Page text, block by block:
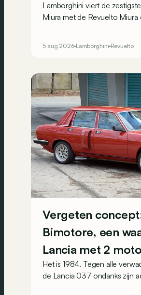
Lamborghini viert de
Miura met de Revuelto Miura
supercar.
5 aug 2026 Lamborghini Revuelto
Vergeten
Bimotore, een
Lancia met 2
Het is 1984. Tegen alle
de Lancia 037 ondanks zijn